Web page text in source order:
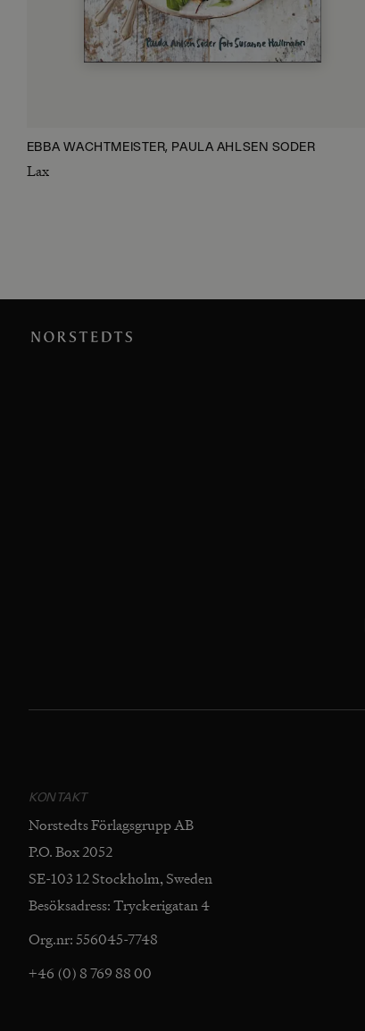
EBBA WACHTMEISTER, PAULA AHLSÉN SÖDER
Lax
KONTAKT
Norstedts Förlagsgrupp AB
P.O. Box 2052
SE-103 12 Stockholm, Sweden
Besöksadress: Tryckerigatan 4
Org.nr: 556045-7748
+46 (0) 8 769 88 00